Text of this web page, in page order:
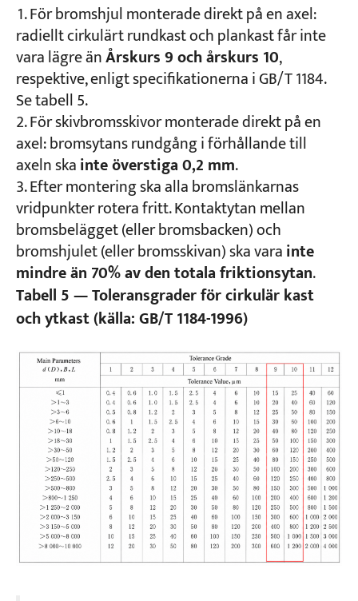
För bromshjul monterade direkt på en axel:
radiellt cirkulärt rundkast och plankast får inte
vara lägre änÅrskurs 9 och årskurs 10,
respektive, enligt specifikationerna i GB/T 1184.
Se tabell 5.
För skivbromsskivor monterade direkt på en
axel: bromsytans rundgång i förhållande till
axeln skainte överstiga 0,2 mm.
Efter montering ska alla bromslänkarnas
vridpunkter rotera fritt. Kontaktytan mellan
bromsbelägget (eller bromsbacken) och
bromshjulet (eller bromsskivan) ska varainte
mindre än 70% av den totala friktionsytan.
Tabell 5 — Toleransgrader för cirkulär kast
och ytkast (källa: GB/T 1184-1996)